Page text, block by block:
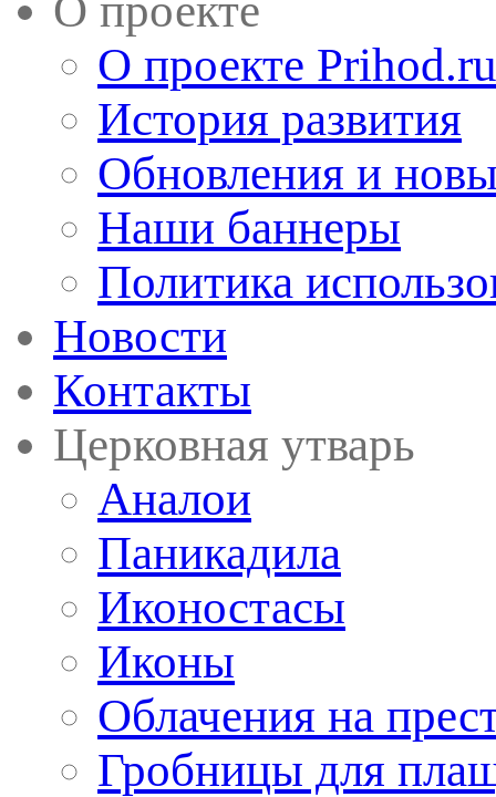
О проекте Prihod.ru
История развития
Обновления и
Наши баннеры
Политика
Новости
Контакты
Церковная утварь
Аналои
Паникадила
Иконостасы
Иконы
Облачения на
Гробницы для